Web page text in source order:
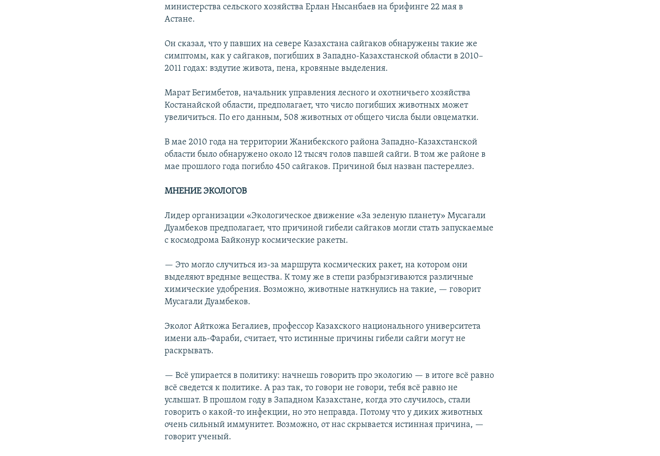
министерства сельского хозяйства Ерлан Нысанбаев на брифинге 22 мая в
Астане.
Он сказал, что у павших на севере Казахстана сайгаков обнаружены такие же
симптомы, как у сайгаков, погибших в Западно-Казахстанской области в 2010–
2011 годах: вздутие живота, пена, кровяные выделения.
Марат Бегимбетов, начальник управления лесного и охотничьего хозяйства
Костанайской области, предполагает, что число погибших животных может
увеличиться. По его данным, 508 животных от общего числа были овцематки.
В мае 2010 года на территории Жанибекского района Западно-Казахстанской
области было обнаружено около 12 тысяч голов павшей сайги. В том же районе в
мае прошлого года погибло 450 сайгаков. Причиной был назван пастереллез.
МНЕНИЕ ЭКОЛОГОВ
Лидер организации «Экологическое движение «За зеленую планету» Мусагали
Дуамбеков предполагает, что причиной гибели сайгаков могли стать запускаемые
с космодрома Байконур космические ракеты.
— Это могло случиться из-за маршрута космических ракет, на котором они
выделяют вредные вещества. К тому же в степи разбрызгиваются различные
химические удобрения. Возможно, животные наткнулись на такие, — говорит
Мусагали Дуамбеков.
Эколог Айткожа Бегалиев, профессор Казахского национального университета
имени аль-Фараби, считает, что истинные причины гибели сайги могут не
раскрывать.
— Всё упирается в политику: начнешь говорить про экологию — в итоге всё равно
всё сведется к политике. А раз так, то говори не говори, тебя всё равно не
услышат. В прошлом году в Западном Казахстане, когда это случилось, стали
говорить о какой-то инфекции, но это неправда. Потому что у диких животных
очень сильный иммунитет. Возможно, от нас скрывается истинная причина, —
говорит ученый.